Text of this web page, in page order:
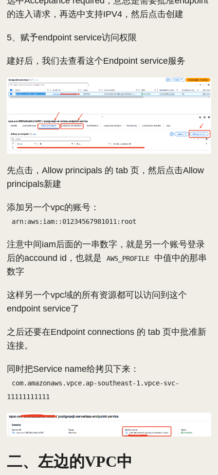
的连入请求，再选中支持IPV4，然后点击创建
5、赋予endpoint service访问权限
建好后，我们去查看这个Endpoint service服务
先点击，Allow principals 的 tab 页，然后点击Allow
principals新建
添加另一个vpc的账号：
arn:aws:iam::01234567981011:root
注意中间iam后面的一串数字，就是另一个账号登录
后的accound id，也就是
AWS_PROFILE
中值中的那串
数字
这样另一个vpc域的所有资源都可以访问到这个
endpoint service了
之后还要在Endpoint connections 的 tab 页中批准新
连接。
同时把Service name给拷贝下来：
com.amazonaws.vpce.ap-southeast-1.vpce-svc-
11111111111
二、左边的VPC中